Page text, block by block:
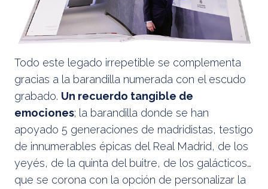
Todo este legado irrepetible se complementa
gracias a la barandilla numerada con el escudo
grabado. Un recuerdo tangible de
emociones; la barandilla donde se han
apoyado 5 generaciones de madridistas, testigo
de innumerables épicas del Real Madrid, de los
yeyés, de la quinta del buitre, de los galácticos…
que se corona con la opción de personalizar la